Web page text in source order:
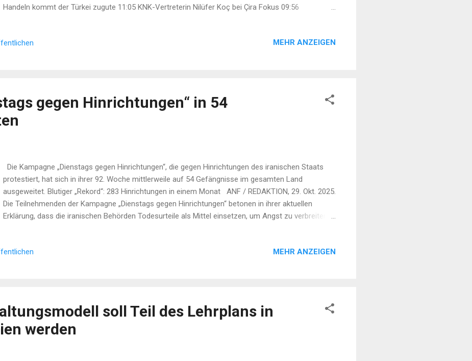
Handeln kommt der Türkei zugute 11:05 KNK-Vertreterin Nilüfer Koç bei Çira Fokus 09:56
MEHR ANZEIGEN
gegen Hinrichtungen“ in 54
Die Kampagne „Dienstags gegen Hinrichtungen“, die gegen Hinrichtungen des iranischen Staats
protestiert, hat sich in ihrer 92. Woche mittlerweile auf 54 Gefängnisse im gesamten Land
ausgeweitet. Blutiger „Rekord“: 283 Hinrichtungen in einem Monat ANF / REDAKTION, 29. Okt. 2025.
Die Teilnehmenden der Kampagne „Dienstags gegen Hinrichtungen“ betonen in ihrer aktuellen
Erklärung, dass die iranischen Behörden Todesurteile als Mittel einsetzen, um Angst zu verbreiten
bereits in ihre 92. Woche gegangen. Im...
MEHR ANZEIGEN
soll Teil des Lehrplans in
werden